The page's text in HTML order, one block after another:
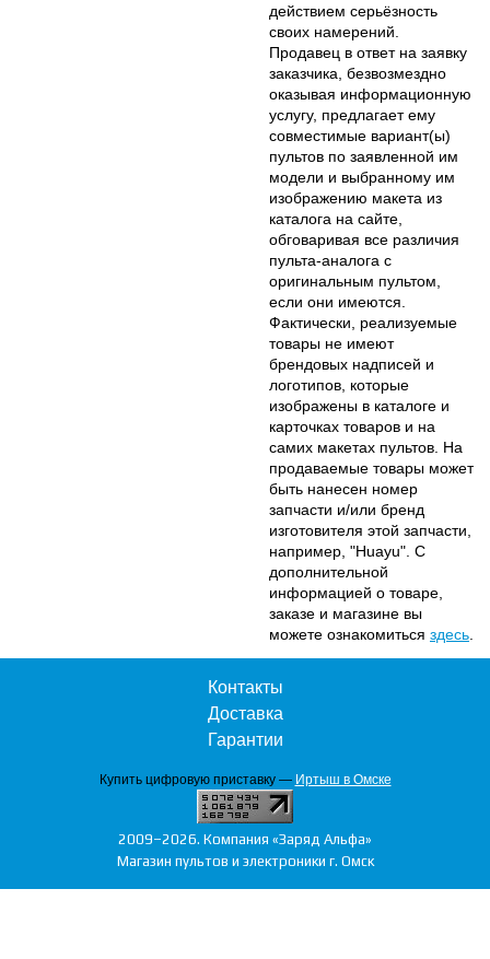
действием серьёзность
своих намерений.
Продавец в ответ на заявку
заказчика, безвозмездно
оказывая информационную
услугу, предлагает ему
совместимые вариант(ы)
пультов по заявленной им
модели и выбранному им
изображению макета из
каталога на сайте,
обговаривая все различия
пульта-аналога с
оригинальным пультом,
если они имеются.
Фактически, реализуемые
товары не имеют
брендовых надписей и
логотипов, которые
изображены в каталоге и
карточках товаров и на
самих макетах пультов. На
продаваемые товары может
быть нанесен номер
запчасти и/или бренд
изготовителя этой запчасти,
например, "Huayu". С
дополнительной
информацией о товаре,
заказе и магазине вы
можете ознакомиться здесь
Контакты
Доставка
Гарантии
2009–2026. Компания «Заряд Альфа»
Магазин пультов и электроники г. Омск
Купить цифровую приставку — Иртыш в Омске